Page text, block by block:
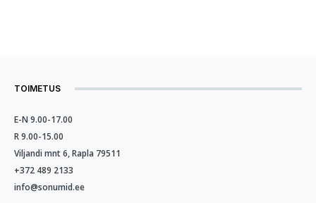
TOIMETUS
E-N 9.00-17.00
R 9.00-15.00
Viljandi mnt 6, Rapla 79511
+372 489 2133
info@sonumid.ee